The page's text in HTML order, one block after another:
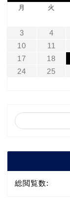
月 火
3
4
10
11
17
18
24
25
総閲覧数: